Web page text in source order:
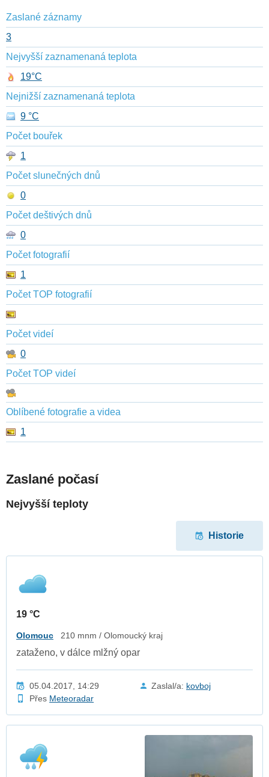
Zaslané záznamy
3
Nejvyšší zaznamenaná teplota
19°C
Nejnižší zaznamenaná teplota
9 °C
Počet bouřek
1
Počet slunečných dnů
0
Počet deštivých dnů
0
Počet fotografií
1
Počet TOP fotografií
Počet videí
0
Počet TOP videí
Oblíbené fotografie a videa
1
Zaslané počasí
Nejvyšší teploty
Historie
19 °C
Olomouc 210 mnm / Olomoucký kraj
zataženo, v dálce mlžný opar
05.04.2017, 14:29 Zaslal/a: kovboj
Přes Meteoradar